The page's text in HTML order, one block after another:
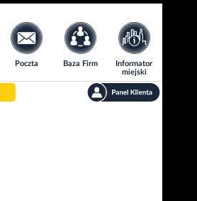
Poczta Baza Firm
Informator
miejski